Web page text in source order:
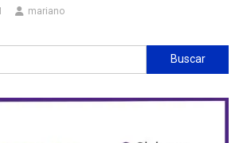
mariano
Buscar: